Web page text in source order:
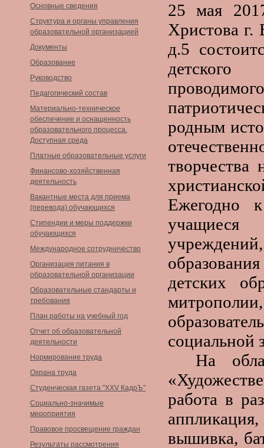
Основные сведения
Структура и органы управления
образовательной организацией
Документы
Образование
Руководство
Педагогический состав
Материально-техническое
обеспечение и оснащенность
образовательного процесса.
Доступная среда
Платные образовательные услуги
Финансово-хозяйственная
деятельность
Вакантные места для приема
(перевода) обучающихся
Стипендии и меры поддержки
обучающихся
Международное сотрудничество
Организация питания в
образовательной организации
Образовательные стандарты и
требования
План работы на учебный год
Отчет об образовательной
деятельности
Нормирование труда
Охрана труда
Студенческая газета "XXV КадрЪ"
Социально-значимые
мероприятия
Правовое просвещение граждан
Результаты рассмотрения
25 мая
Христова г.
д.5
детского
родным
Ежегодно
учащиеся
детских
социальной
На
работа в
вышивка,